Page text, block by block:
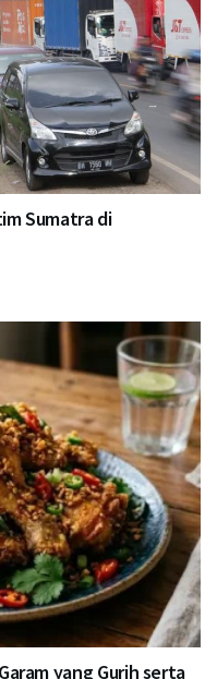
Sumatra di
yang Gurih serta